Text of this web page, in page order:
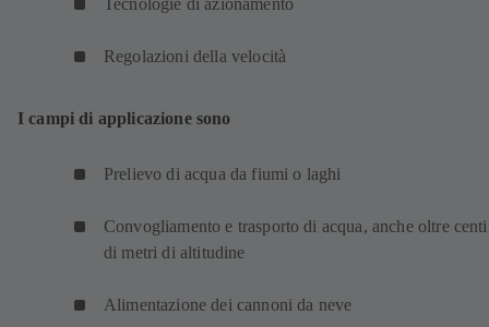
Tecnologie di azionamento
Regolazioni della velocità
I campi di applicazione sono
Prelievo di acqua da fiumi o laghi
Convogliamento e trasporto di acqua, anche oltre
di metri di altitudine
Alimentazione dei cannoni da neve